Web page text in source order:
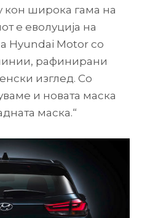
кон широка гама на
е еволуција на
Hyundai Motor со
рафинирани
изглед. Со
и новата маска
маска.“